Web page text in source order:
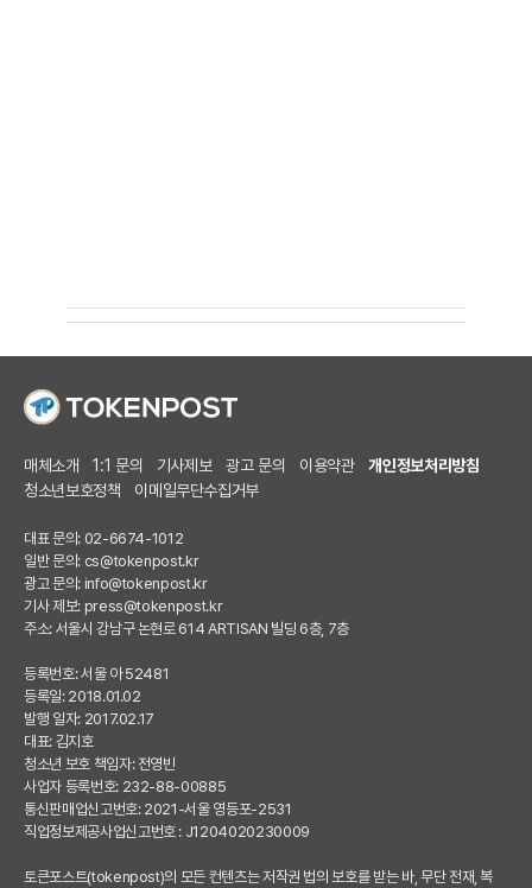
매체소개 1:1 문의 기사제보 광고 문의 이용약관
개인정보처리방침
청소년보호정책
이메일무단수집거부
대표 문의: 02-6674-1012
일반 문의: cs@tokenpost.kr
광고 문의: info@tokenpost.kr
기사 제보: press@tokenpost.kr
주소: 서울시 강남구 논현로 614 ARTISAN 빌딩 6층, 7층
등록번호: 서울 아 52481
등록일: 2018.01.02
발행 일자: 2017.02.17
대표: 김지호
청소년 보호 책임자: 전영빈
사업자 등록번호: 232-88-00885
통신판매업신고번호: 2021-서울 영등포-2531
직업정보제공사업신고번호 : J1204020230009
토큰포스트(tokenpost)의 모든 컨텐츠는 저작권 법의 보호를 받는 바, 무단 전재, 복